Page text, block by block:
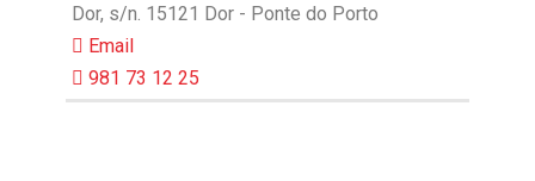
Dor, s/n. 15121 Dor - Ponte do Porto
Email
981 73 12 25